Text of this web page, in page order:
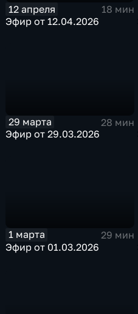
12 апреля
18 мин
Эфир от 12.04.2026
29 марта
28 мин
Эфир от 29.03.2026
1 марта
29 мин
Эфир от 01.03.2026